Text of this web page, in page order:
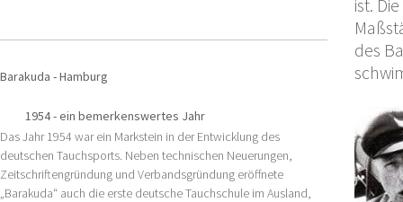
Barakuda - Hamburg
1954 - ein bemerkenswertes Jahr
Das Jahr 1954 war ein Markstein in der Entwicklung des
deutschen Tauchsports. Neben technischen Neuerungen,
Zeitschriftengründung und Verbandsgründung eröffnete
„Barakuda“ auch die erste deutsche Tauchschule im Ausland,
ist.
des